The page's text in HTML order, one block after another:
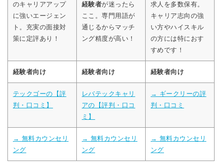
のキャリアアップ
に強いエージェン
ト。充実の面接対
策に定評あり！
経験者が迷ったら
ここ。専門用語が
通じるからマッチ
ング精度が高い！
求人を多数保有。
キャリア志向の強
い方やハイスキル
の方には特におす
すめです！
経験者向け 経験者向け 経験者向け
テックゴーの【評
判・口コミ】
レバテックキャリ
アの【評判・口コ
ミ】
→ ギークリーの評
判・口コミ
→ 無料カウンセリ
ング
→ 無料カウンセリ
ング
→ 無料カウンセリ
ング